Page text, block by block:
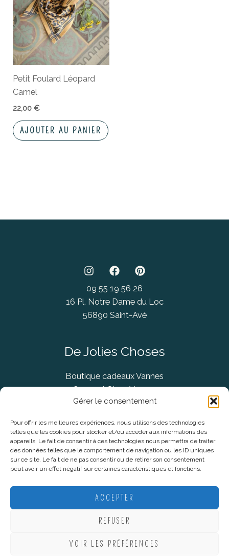
Gérer le consentement
Pour offrir les meilleures expériences, nous utilisons des technologies
telles que les cookies pour stocker et/ou accéder aux informations des
appareils. Le fait de consentir à ces technologies nous permettra de traiter
des données telles que le comportement de navigation ou les ID uniques
sur ce site. Le fait de ne pas consentir ou de retirer son consentement
peut avoir un effet négatif sur certaines caractéristiques et fonctions.
ACCEPTER
REFUSER
VOIR LES PRÉFÉRENCES
Petit Foulard Léopard
Camel
22,00€
AJOUTER AU PANIER
09 55 19 56 26
16 Pl. Notre Dame du Loc
56890 Saint-Avé
De Jolies Choses
Boutique cadeaux Vannes
Concept Store Vannes
Informations légales
CGV
Politique De Confidentialité
Plan du site